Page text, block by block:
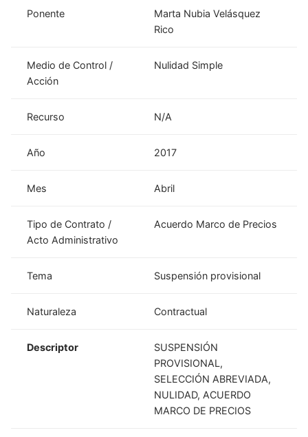
Ponente
Marta Nubia Velásquez
Rico
Medio de Control /
Acción
Nulidad Simple
Recurso N/A
Año 2017
Mes Abril
Tipo de Contrato /
Acto Administrativo
Acuerdo Marco de Precios
Tema Suspensión provisional
Naturaleza Contractual
Descriptor
SUSPENSIÓN
PROVISIONAL,
SELECCIÓN ABREVIADA,
NULIDAD, ACUERDO
MARCO DE PRECIOS